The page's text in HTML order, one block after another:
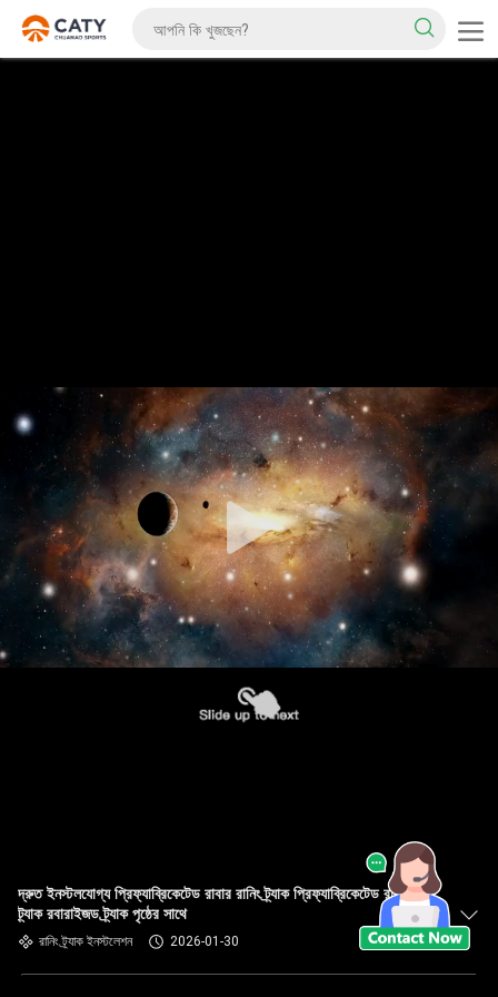
দ্রুত ইনস্টলযোগ্য প্রিফ্যাব্রিকেটেড রাবার রানিং ট্র্যাক প্রিফ্যাব্রিকেটেড রানিং
ট্র্যাক রবারাইজড ট্র্যাক পৃষ্ঠের সাথে
রানিং ট্র্যাক ইনস্টলেশন 2026-01-30